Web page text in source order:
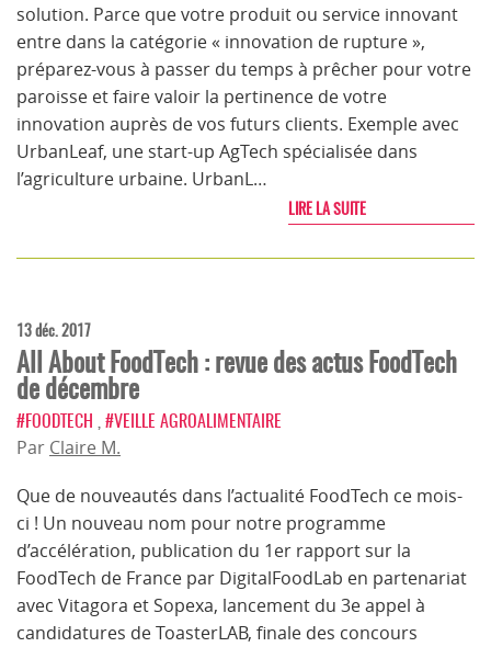
solution. Parce que votre produit ou service innovant
entre dans la catégorie « innovation de rupture »,
préparez-vous à passer du temps à prêcher pour votre
paroisse et faire valoir la pertinence de votre
innovation auprès de vos futurs clients. Exemple avec
UrbanLeaf, une start-up AgTech spécialisée dans
l’agriculture urbaine. UrbanL…
LIRE LA SUITE
13 déc. 2017
All About FoodTech : revue des actus FoodTech
de décembre
#FOODTECH #VEILLE AGROALIMENTAIRE
Par Claire M.
Que de nouveautés dans l’actualité FoodTech ce mois-
ci ! Un nouveau nom pour notre programme
d’accélération, publication du 1er rapport sur la
FoodTech de France par DigitalFoodLab en partenariat
avec Vitagora et Sopexa, lancement du 3e appel à
candidatures de ToasterLAB, finale des concours